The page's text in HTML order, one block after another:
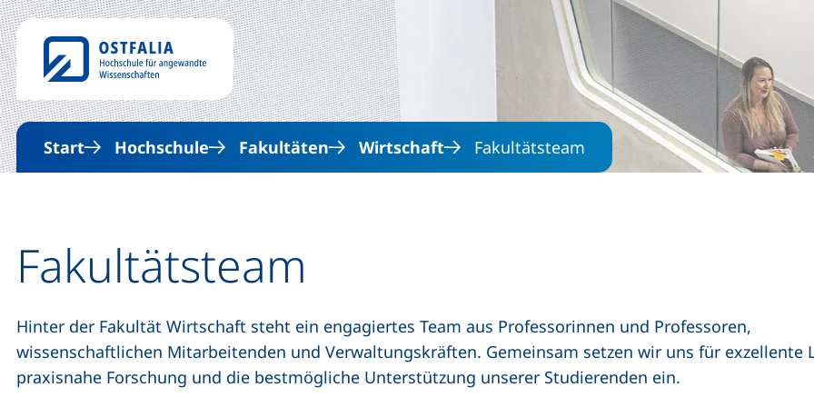
Direkt zum Inhalt
Start Hochschule Fakultäten Wirtschaft Fakultätsteam
Fakultätsteam
Hinter der Fakultät Wirtschaft steht ein engagiertes Team aus Professorinnen und Professoren,
wissenschaftlichen Mitarbeitenden und Verwaltungskräften. Gemeinsam setzen wir uns für exzellente
praxisnahe Forschung und die bestmögliche Unterstützung unserer Studierenden ein.